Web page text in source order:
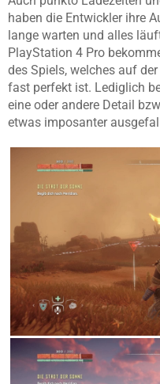
haben die Entwickler ihre
lange warten und alles
PlayStation 4 Pro
des Spiels, welches auf
fast perfekt ist. Lediglich
eine oder andere Detail
etwas imposanter